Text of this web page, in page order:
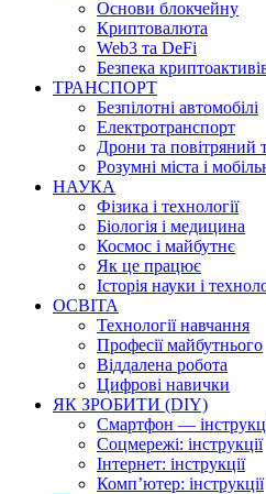
Основи блокчейну
Криптовалюта
Web3 та DeFi
Безпека
ТРАНСПОРТ
Безпілотні автомобілі
Електротранспорт
Дрони та повітряний
Розумні міста і
НАУКА
Фізика і технології
Біологія і медицина
Космос і майбутнє
Як це працює
Історія науки і
ОСВІТА
Технології навчання
Професії майбутнього
Віддалена робота
Цифрові навички
ЯК ЗРОБИТИ (DIY)
Смартфон —
Соцмережі: інструкції
Інтернет: інструкції
Комп’ютер: інструкції